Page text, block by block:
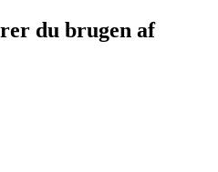
du brugen af